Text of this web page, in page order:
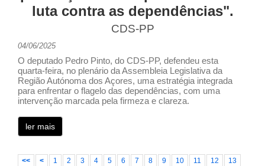
luta contra as dependências".
CDS-PP
04/06/2025
O deputado Pedro Pinto, do CDS-PP, defendeu esta
quarta-feira, no plenário da Assembleia Legislativa da
Região Autónoma dos Açores, uma estratégia integrada
para enfrentar o flagelo das dependências, com uma
intervenção marcada pela firmeza e clareza.
ler mais
<< < 1 2 3 4 5 6 7 8 9 10 11 12
13